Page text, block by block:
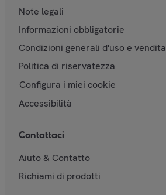
Note legali
Informazioni obbligatorie
Condizioni generali d'uso e vendita
Politica di riservatezza
Configura i miei cookie
Accessibilità
Contattaci
Aiuto & Contatto
Richiami di prodotti